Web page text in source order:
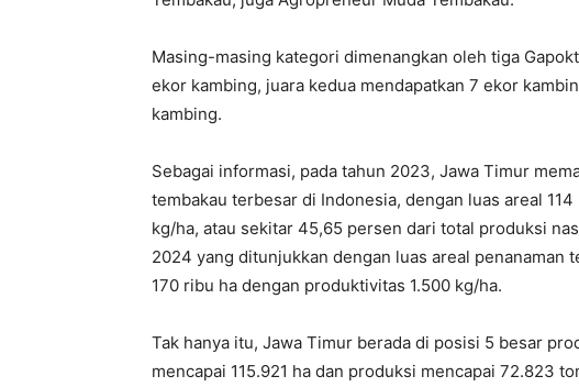
Masing-masing kategori dimenangkan oleh tiga
ekor kambing, juara kedua mendapatkan 7 ekor
kambing.
Sebagai informasi, pada tahun 2023, Jawa Timur
tembakau terbesar di Indonesia, dengan luas areal
kg/ha, atau sekitar 45,65 persen dari total produksi
2024 yang ditunjukkan dengan luas areal penanaman
170 ribu ha dengan produktivitas 1.500 kg/ha.
Tak hanya itu, Jawa Timur berada di posisi 5 besar
mencapai 115.921 ha dan produksi mencapai 72.823